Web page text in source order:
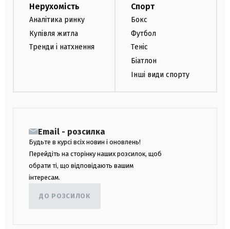
Нерухомість
Аналітика ринку
Купівля житла
Тренди і натхнення
Спорт
Бокс
Футбол
Теніс
Біатлон
Інші види спорту
Email - розсилка
Будьте в курсі всіх новин і оновлень!
Перейдіть на сторінку наших розсилок, щоб
обрати ті, що відповідають вашим
інтересам.
ДО РОЗСИЛОК